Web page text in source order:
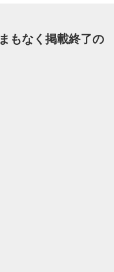
もなく掲載終了の